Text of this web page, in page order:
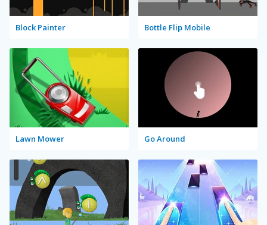
Block Painter Bottle Flip Mobile
Lawn Mower Go Around